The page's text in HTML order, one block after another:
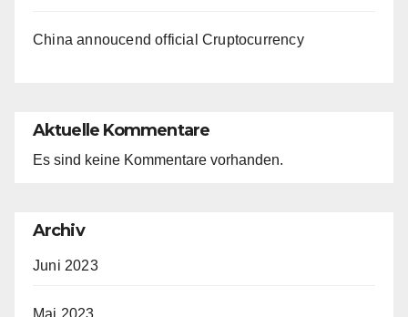
China annoucend official Cruptocurrency
Aktuelle Kommentare
Es sind keine Kommentare vorhanden.
Archiv
Juni 2023
Mai 2023